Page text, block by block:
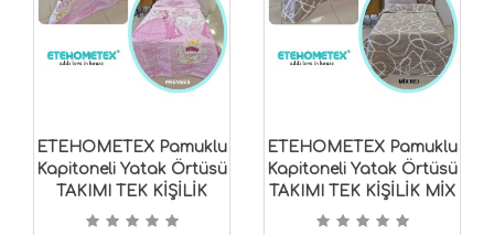
ETEHOMETEX Pamuklu
Kapitoneli Yatak Örtüsü
TAKIMI TEK KİŞİLİK
PRENSES
ETEHOMETEX Pamuklu
Kapitoneli Yatak Örtüsü
TAKIMI TEK KİŞİLİK MİX
BEJ 8696474232124